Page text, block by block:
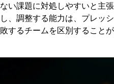
い課題に対処しやすいと主張
、調整する能力は、プレッシ
するチームを区別することが